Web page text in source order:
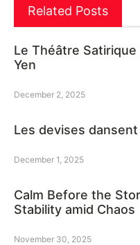
Related Posts
Le Théâtre
Yen
December 2, 2025
Les devises
December 1, 2025
Calm Before the
Stability amid Chaos
November 30, 2025